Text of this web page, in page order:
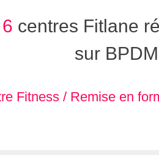
6 centres Fitlane
sur BPDM
Fitness / Remise en